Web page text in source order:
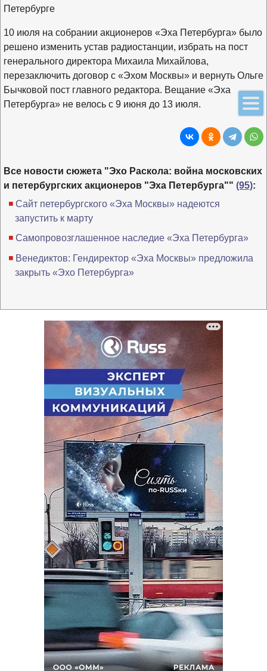
Петербурге
10 июля на собрании акционеров «Эха Петербурга» было
решено изменить устав радиостанции, избрать на пост
генерального директора Михаила Михайлова,
перезаключить договор с «Эхом Москвы» и вернуть Ольге
Бычковой пост главного редактора. Вещание «Эха
Петербурга» не велось с 9 июня до 13 июля.
Все новости сюжета "Эхо Раскола: война московских
и петербургских акционеров "Эха Петербурга"" (95):
Сайт петербургского «Эха Москвы» надеются
запустить к марту
Самопровозглашенное наследие «Эха Петербурга»
Венедиктов: Гендиректор «Эха Москвы» предложила
закрыть «Эхо Петербурга»